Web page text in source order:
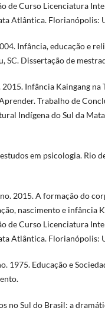
de Curso Licenciatura
Atlântica. Florianópolis:
Infância, educação e
SC. Dissertação de
Infância Kaingang na
Trabalho de
Indígena do Sul da
em psicologia. Rio
2015. A formação do
nascimento e infância
de Curso Licenciatura
Atlântica. Florianópolis:
1975. Educação e
no Sul do Brasil: a